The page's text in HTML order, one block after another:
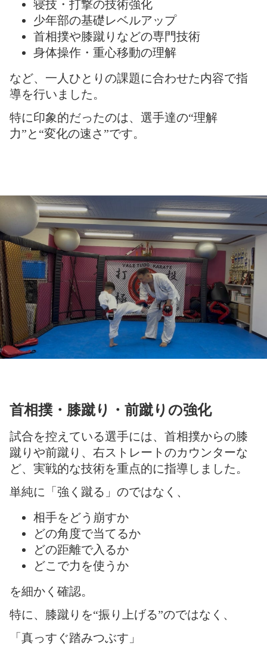
寝技・打撃の技術強化
少年部の基礎レベルアップ
首相撲や膝蹴りなどの専門技術
身体操作・重心移動の理解
など、一人ひとりの課題に合わせた内容で指
導を行いました。
特に印象的だったのは、選手達の“理解
力”と“変化の速さ”です。
首相撲・膝蹴り・前蹴りの強化
試合を控えている選手には、首相撲からの膝
蹴りや前蹴り、右ストレートのカウンターな
ど、実戦的な技術を重点的に指導しました。
単純に「強く蹴る」のではなく、
相手をどう崩すか
どの角度で当てるか
どの距離で入るか
どこで力を使うか
を細かく確認。
特に、膝蹴りを“振り上げる”のではなく、
「真っすぐ踏みつぶす」